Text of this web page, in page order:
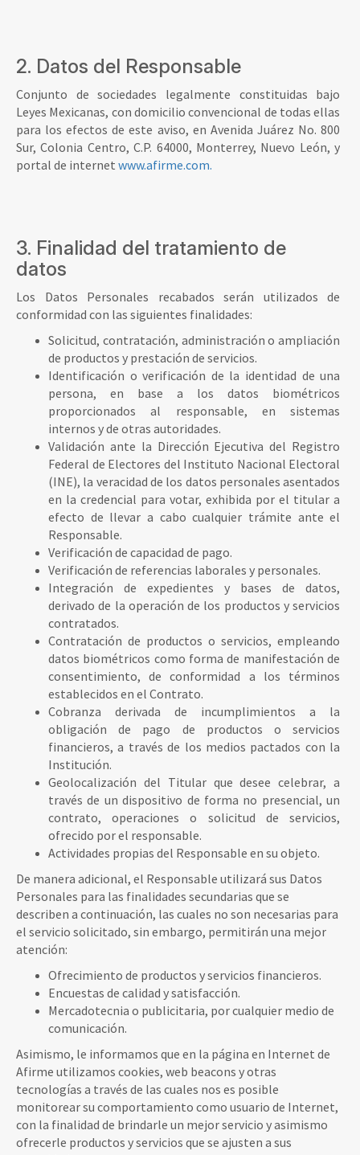
2. Datos del Responsable
Conjunto de sociedades legalmente constituidas bajo
Leyes Mexicanas, con domicilio convencional de todas ellas
para los efectos de este aviso, en Avenida Juárez No. 800
Sur, Colonia Centro, C.P. 64000, Monterrey, Nuevo León, y
portal de internet www.afirme.com.
3. Finalidad del tratamiento de
datos
Los Datos Personales recabados serán utilizados de
conformidad con las siguientes finalidades:
Solicitud, contratación, administración o ampliación
de productos y prestación de servicios.
Identificación o verificación de la identidad de una
persona, en base a los datos biométricos
proporcionados al responsable, en sistemas
internos y de otras autoridades.
Validación ante la Dirección Ejecutiva del Registro
Federal de Electores del Instituto Nacional Electoral
(INE), la veracidad de los datos personales asentados
en la credencial para votar, exhibida por el titular a
efecto de llevar a cabo cualquier trámite ante el
Responsable.
Verificación de capacidad de pago.
Verificación de referencias laborales y personales.
Integración de expedientes y bases de datos,
derivado de la operación de los productos y servicios
contratados.
Contratación de productos o servicios, empleando
datos biométricos como forma de manifestación de
consentimiento, de conformidad a los términos
establecidos en el Contrato.
Cobranza derivada de incumplimientos a la
obligación de pago de productos o servicios
financieros, a través de los medios pactados con la
Institución.
Geolocalización del Titular que desee celebrar, a
través de un dispositivo de forma no presencial, un
contrato, operaciones o solicitud de servicios,
ofrecido por el responsable.
Actividades propias del Responsable en su objeto.
De manera adicional, el Responsable utilizará sus Datos
Personales para las finalidades secundarias que se
describen a continuación, las cuales no son necesarias para
el servicio solicitado, sin embargo, permitirán una mejor
atención:
Ofrecimiento de productos y servicios financieros.
Encuestas de calidad y satisfacción.
Mercadotecnia o publicitaria, por cualquier medio de
comunicación.
Asimismo, le informamos que en la página en Internet de
Afirme utilizamos cookies, web beacons y otras
tecnologías a través de las cuales nos es posible
monitorear su comportamiento como usuario de Internet,
con la finalidad de brindarle un mejor servicio y asimismo
ofrecerle productos y servicios que se ajusten a sus